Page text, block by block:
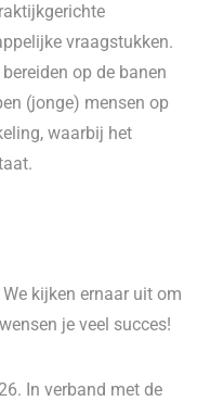
vraagstukken.
op de banen
(jonge) mensen op
waarbij het
We kijken ernaar uit om
je veel succes!
In verband met de